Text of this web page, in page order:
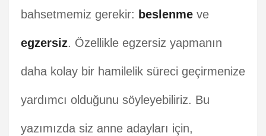
bahsetmemiz gerekir: beslenme ve
egzersiz. Özellikle egzersiz yapmanın
daha kolay bir hamilelik süreci geçirmenize
yardımcı olduğunu söyleyebiliriz. Bu
yazımızda siz anne adayları için,